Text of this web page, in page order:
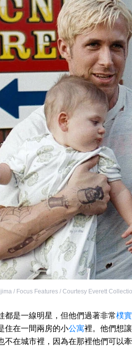
/ Focus Features / Courtesy Everett
都是一線明星，但他們過著非常樸實
住在一間兩房的小公寓裡。他們想
不在城市裡，因為在那裡他們可以